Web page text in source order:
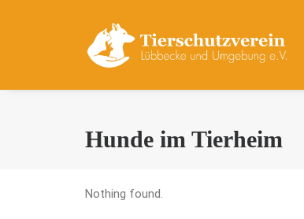
Hunde im Tierheim
Nothing found.